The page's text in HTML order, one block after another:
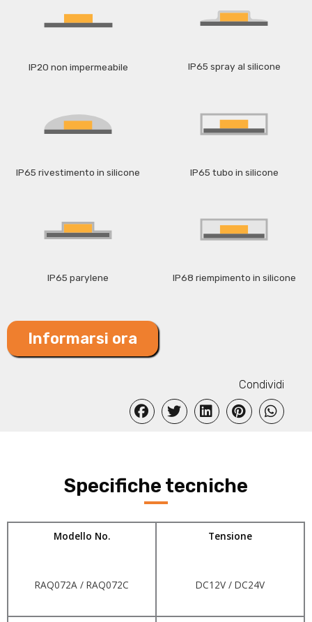
IP20 non impermeabile IP65 spray al silicone
IP65 rivestimento in silicone IP65 tubo in silicone
IP65 parylene IP68 riempimento in silicone
Informarsi ora
Condividi
Specifiche tecniche
Modello No.
RAQ072A / RAQ072C
Tensione
DC12V / DC24V